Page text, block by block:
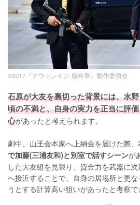
©2017『アウトレイジ 最終章』製作委員会
石原が大友を裏切った背景には、水
頃の不満と、自身の実力を正当に評
心があったと考えられます。
劇中、山王会本家へ上納金を届けた際、
で加藤(三浦友和)と別室で話すシーンが
した大友組を見限り、資金力を武器に
へ接近することで、自身の居場所と更
うとする計算高い狙いがあったと考察で